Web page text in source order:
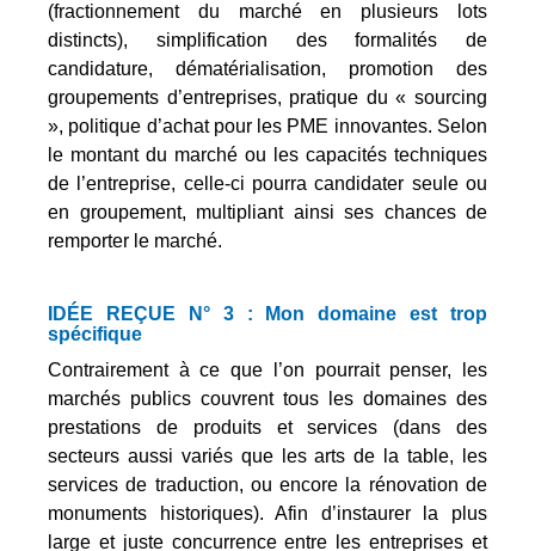
(fractionnement du marché en plusieurs lots
distincts), simplification des formalités de
candidature, dématérialisation, promotion des
groupements d’entreprises, pratique du « sourcing
», politique d’achat pour les PME innovantes. Selon
le montant du marché ou les capacités techniques
de l’entreprise, celle-ci pourra candidater seule ou
en groupement, multipliant ainsi ses chances de
remporter le marché.
IDÉE REÇUE N° 3 : Mon domaine est trop
spécifique
Contrairement à ce que l’on pourrait penser, les
marchés publics couvrent tous les domaines des
prestations de produits et services (dans des
secteurs aussi variés que les arts de la table, les
services de traduction, ou encore la rénovation de
monuments historiques). Afin d’instaurer la plus
large et juste concurrence entre les entreprises et